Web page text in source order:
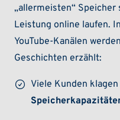
„allermeisten“
Leistung online laufen.
YouTube-Kanälen
Geschichten erzählt:
Viele Kunden